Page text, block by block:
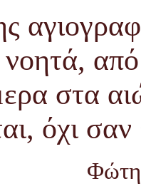
στα
όχι